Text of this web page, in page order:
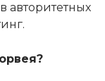
авторитетных